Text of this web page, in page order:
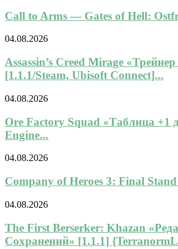
Call to Arms — Gates of Hell:
04.08.2026
Assassin’s Creed Mirage
[1.1.1/Steam, Ubisoft Connect]...
04.08.2026
Ore Factory Squad «Таблица +1
Engine...
04.08.2026
Company of Heroes 3: Final
04.08.2026
The First Berserker: Khazan
Сохранений» [1.1.1]